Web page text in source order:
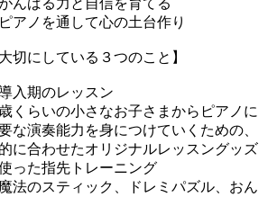
アノを通して心の土台作り
大切にしている３つのこと】
入期のレッスン
くらいの小さなお子さまからピアノに
な演奏能力を身につけていくための、
に合わせたオリジナルレッスングッズ
った指先トレーニング
魔法のスティック、ドレミパズル、おん